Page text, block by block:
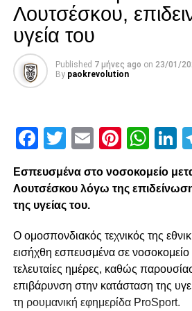
Λουτσέσκου,
υγεία του
Published 7 μήνες ago on 23/01/
By paokrevolution
Facebook
Twitter
Email
Εσπευσμένα στο νοσοκομείο
Λουτσέσκου λόγω της
της υγείας του.
Ο ομοσπονδιακός τεχνικός της
εισήχθη εσπευσμένα σε νοσοκομείο
τελευταίες ημέρες, καθώς
επιβάρυνση στην κατάσταση της
τη ρουμανική εφημερίδα ProSport.